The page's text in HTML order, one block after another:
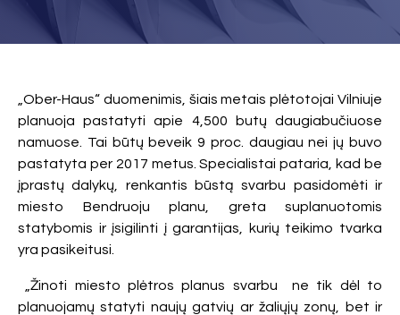
„Ober-Haus“ duomenimis, šiais metais plėtotojai Vilniuje
planuoja pastatyti apie 4,500 butų daugiabučiuose
namuose. Tai būtų beveik 9 proc. daugiau nei jų buvo
pastatyta per 2017 metus. Specialistai pataria, kad be
įprastų dalykų, renkantis būstą svarbu pasidomėti ir
miesto Bendruoju planu, greta suplanuotomis
statybomis ir įsigilinti į garantijas, kurių teikimo tvarka
yra pasikeitusi.
„Žinoti miesto plėtros planus svarbu ne tik dėl to
planuojamų statyti naujų gatvių ar žaliųjų zonų, bet ir